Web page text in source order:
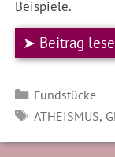
Beispiele.
➤ Beitrag
Kategorien
Fundstücke
ATHEISMUS,